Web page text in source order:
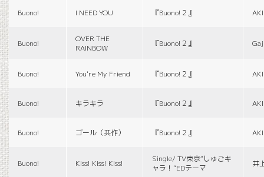
Buono! I NEED YOU 『Buono!２』
Buono!
OVER THE
RAINBOW
『Buono!２』
Buono! You're My Friend 『Buono!２』
Buono! キラキラ 『Buono!２』
Buono! ゴール（共作） 『Buono!２』
Buono! Kiss! Kiss! Kiss!
Single/ TV東京“しゅごキ
ャラ！”EDテーマ
井